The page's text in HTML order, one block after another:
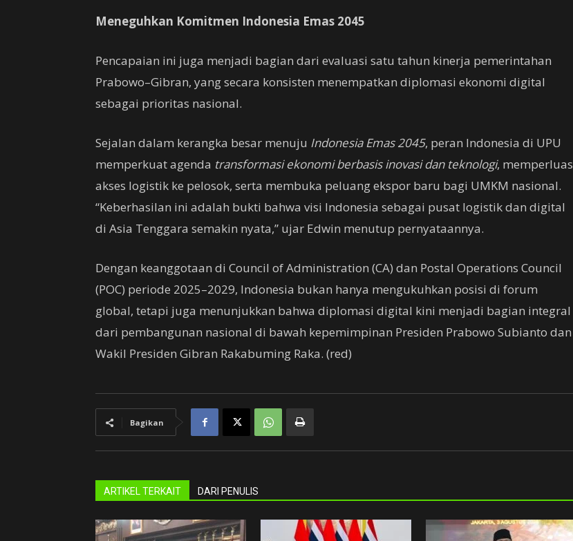
Meneguhkan Komitmen Indonesia Emas 2045
Pencapaian ini juga menjadi bagian dari evaluasi satu tahun kinerja pemerintahan
Prabowo–Gibran, yang secara konsisten menempatkan diplomasi ekonomi digital
sebagai prioritas nasional.
Sejalan dalam kerangka besar menuju Indonesia Emas 2045, peran Indonesia di UPU
memperkuat agenda transformasi ekonomi berbasis inovasi dan teknologi, memperluas
akses logistik ke pelosok, serta membuka peluang ekspor baru bagi UMKM nasional.
“Keberhasilan ini adalah bukti bahwa visi Indonesia sebagai pusat logistik dan digital
di Asia Tenggara semakin nyata,” ujar Edwin menutup pernyataannya.
Dengan keanggotaan di Council of Administration (CA) dan Postal Operations Council
(POC) periode 2025–2029, Indonesia bukan hanya mengukuhkan posisi di forum
global, tetapi juga menunjukkan bahwa diplomasi digital kini menjadi bagian integral
dari pembangunan nasional di bawah kepemimpinan Presiden Prabowo Subianto dan
Wakil Presiden Gibran Rakabuming Raka. (red)
Bagikan
ARTIKEL TERKAIT DARI PENULIS